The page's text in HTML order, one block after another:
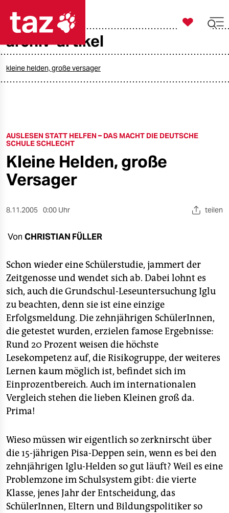
taz zahl ich
öko
gesellschaft
kultur
sport
berlin
wahrheit
verlag
verlag
veranstaltungen
shop
fragen & hilfe
unterstützen
genossenschaft
epaper login

taz zahl ich
archiv-artikel
kleine helden, große versager
AUSLESEN STATT HELFEN – DAS MACHT DIE DEUTSCHE
SCHULE SCHLECHT
Kleine Helden, große
Versager
8.11.2005 0:00 Uhr teilen
Von CHRISTIAN FÜLLER
Schon wieder eine Schülerstudie, jammert der
Zeitgenosse und wendet sich ab. Dabei lohnt es
sich, auch die Grundschul-Leseuntersuchung Iglu
zu beachten, denn sie ist eine einzige
Erfolgsmeldung. Die zehnjährigen SchülerInnen,
die getestet wurden, erzielen famose Ergebnisse:
Rund 20 Prozent weisen die höchste
Lesekompetenz auf, die Risikogruppe, der weiteres
Lernen kaum möglich ist, befindet sich im
Einprozentbereich. Auch im internationalen
Vergleich stehen die lieben Kleinen groß da.
Prima!
Wieso müssen wir eigentlich so zerknirscht über
die 15-jährigen Pisa-Deppen sein, wenn es bei den
zehnjährigen Iglu-Helden so gut läuft? Weil es eine
Problemzone im Schulsystem gibt: die vierte
Klasse, jenes Jahr der Entscheidung, das
SchülerInnen, Eltern und Bildungspolitiker so